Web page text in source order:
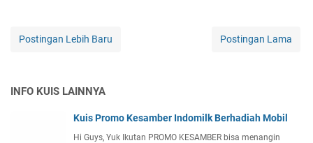
Postingan Lebih Baru Postingan Lama
INFO KUIS LAINNYA
Kuis Promo Kesamber Indomilk Berhadiah Mobil
Hi Guys, Yuk Ikutan PROMO KESAMBER bisa menangin